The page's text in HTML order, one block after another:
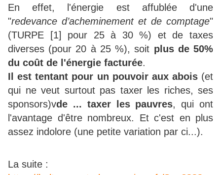
En effet, l'énergie est affublée d'une
"redevance d’acheminement et de comptage"
(TURPE [1] pour 25 à 30 %) et de taxes
diverses (pour 20 à 25 %), soit plus de 50%
du coût de l'énergie facturée.
Il est tentant pour un pouvoir aux abois(et
qui ne veut surtout pas taxer les riches, ses
sponsors)vde ... taxer les pauvres, qui ont
l'avantage d'être nombreux. Et c'est en plus
assez indolore (une petite variation par ci...).
La suite :